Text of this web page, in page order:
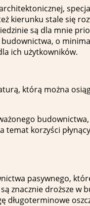
kierunku stale się
są dla mnie
o
ich użytkowników.
którą można
temat korzyści
pasywnego,
znacznie droższe w
długoterminowe